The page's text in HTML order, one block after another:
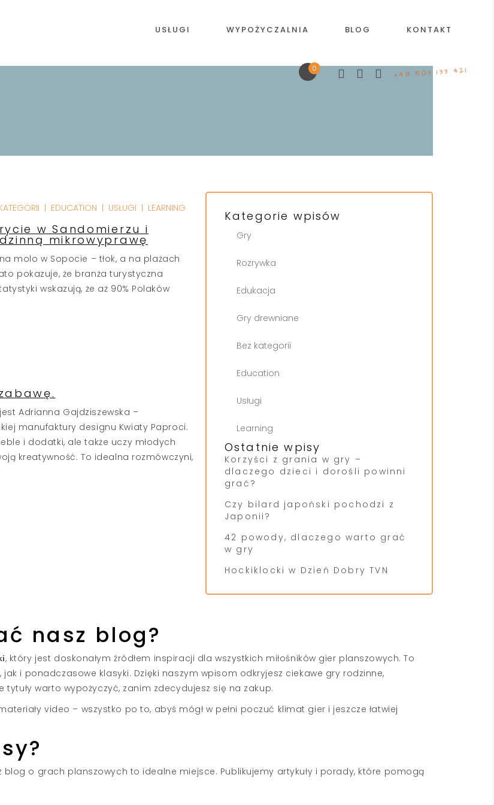
USŁUGI WYPOŻYCZALNIA BLOG KONTAKT
0 +48 503 133 421
Kategorie wpisów
Gry
Rozrywka
Edukacja
Gry drewniane
Bez kategorii
Education
Usługi
Learning
Ostatnie wpisy
Korzyści z grania w gry –
dlaczego dzieci i dorośli powinni
grać?
Czy bilard japoński pochodzi z
Japonii?
42 powody, dlaczego warto grać
w gry
Hockiklocki w Dzień Dobry TVN
EDUCATION USŁUGI LEARNING
w Sandomierzu i
mikrowyprawę
molo w Sopocie – tłok, a na plażach
pokazuje, że branża turystyczna
wskazują, że aż 90% Polaków
Adrianna Gajdziszewska –
manufaktury designu Kwiaty Paproci.
i dodatki, ale także uczy młodych
kreatywność. To idealna rozmówczyni,
nasz blog?
, który jest doskonałym źródłem inspiracji dla wszystkich miłośników gier planszowych. To
i ponadczasowe klasyki. Dzięki naszym wpisom odkryjesz ciekawe gry rodzinne,
warto wypożyczyć, zanim zdecydujesz się na zakup.
video – wszystko po to, abyś mógł w pełni poczuć klimat gier i jeszcze łatwiej
blog o grach planszowych to idealne miejsce. Publikujemy artykuły i porady, które pomogą